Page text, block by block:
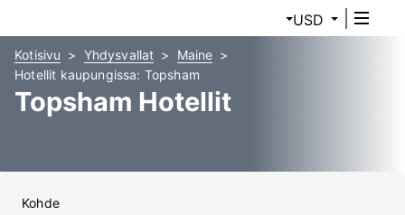
USD
Kotisivu Yhdysvallat
Maine
Hotellit kaupungissa: Topsham
Topsham Hotellit
Kohde